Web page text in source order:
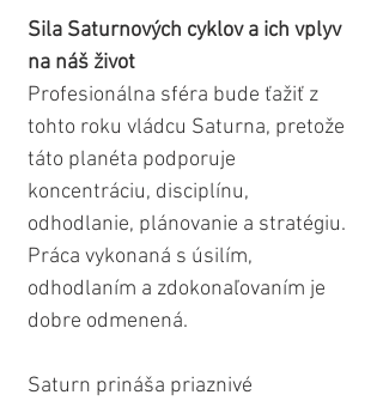
Sila Saturnových cyklov a ich vplyv
na náš život
Profesionálna sféra bude ťažiť z
tohto roku vládcu Saturna, pretože
táto planéta podporuje
koncentráciu, disciplínu,
odhodlanie, plánovanie a stratégiu.
Práca vykonaná s úsilím,
odhodlaním a zdokonaľovaním je
dobre odmenená.
Saturn prináša priaznivé